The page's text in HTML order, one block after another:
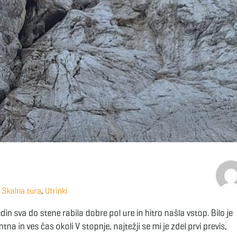
Skalna tura, Utrinki
sva do stene rabila dobre pol ure in hitro našla vstop. Bilo je
in ves čas okoli V stopnje, najtežji se mi je zdel prvi previs,